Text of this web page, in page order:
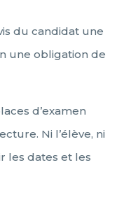
du candidat une
une obligation de
d’examen
Ni l’élève, ni
les dates et les